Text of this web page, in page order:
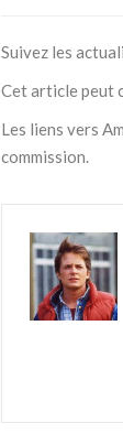
Suivez les
Cet article peut
Les liens vers
commission.